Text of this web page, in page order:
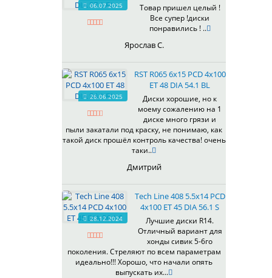
530
531
535
536
537
538
539
540
541
545
546
547
548
573
574
575
06.07.2025
Товар пришел целый !
Все супер !диски
понравились ! ..
Ярослав С.
26.06.2025
RST R065 6x15 PCD 4x100
ET 48 DIA 54.1 BL
Диски хорошие, но к
моему сожалению на 1
диске много грязи и
пыли закатали под краску, не понимаю, как
такой диск прошёл контроль качества! очень
таки..
Дмитрий
28.12.2024
Tech Line 408 5.5x14 PCD
4x100 ET 45 DIA 56.1 S
Лучшие диски R14.
Отличный вариант для
хонды сивик 5-6го
поколения. Стреляют по всем параметрам
идеально!!! Хорошо, что начали опять
выпускать их...